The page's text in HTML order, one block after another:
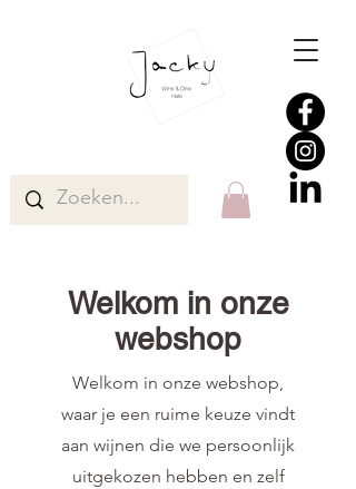
Welkom in onze
webshop
Welkom in onze webshop,
waar je een ruime keuze vindt
aan wijnen die we persoonlijk
uitgekozen hebben en zelf